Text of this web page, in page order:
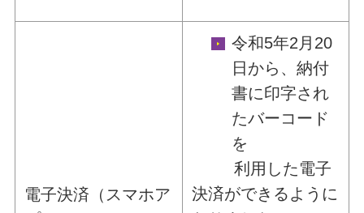
電子決済（スマホア
令和5年2月20
日から、納付
書に印字され
たバーコード
を
利用した電子
決済ができるように